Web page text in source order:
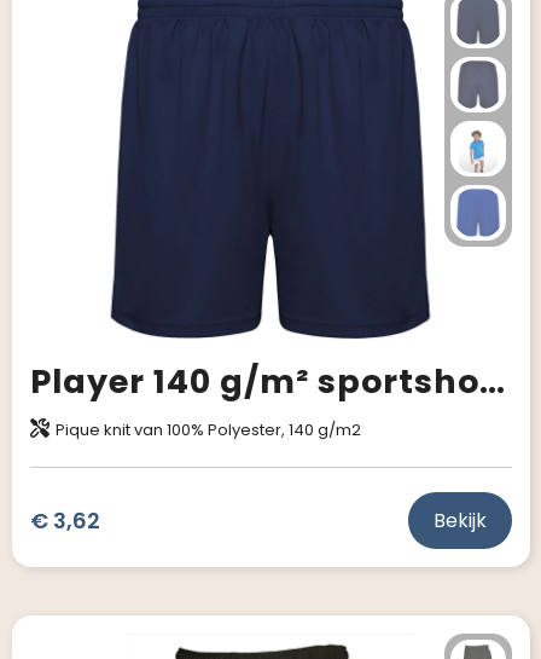
Giveaways
Player 140 g/m² sportshort voor kinderen
Pique knit van 100% Polyester, 140 g/m2
€ 3,62 Bekijk